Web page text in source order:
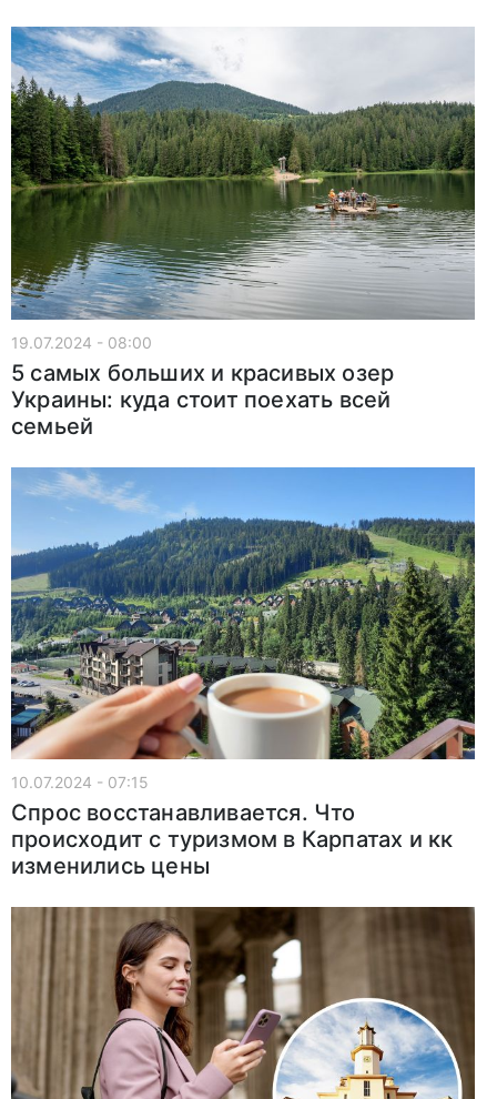
19.07.2024 - 08:00
5 самых больших и красивых озер
Украины: куда стоит поехать всей
семьей
10.07.2024 - 07:15
Спрос восстанавливается. Что
происходит с туризмом в Карпатах и кк
изменились цены